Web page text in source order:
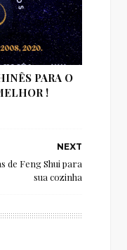
PARA O
!
NEXT
de Feng Shui para
sua cozinha